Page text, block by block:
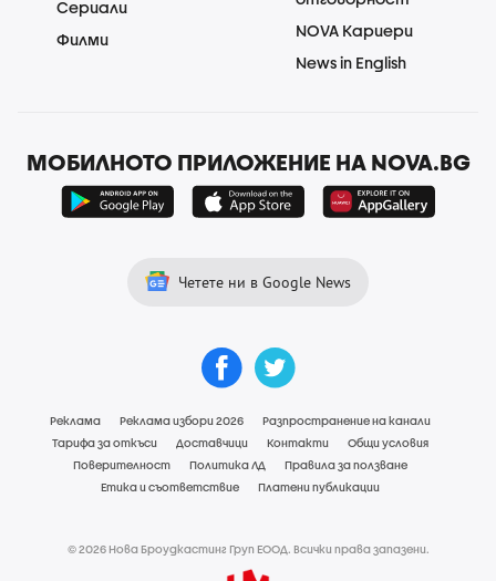
Сериали
Филми
NOVA Кариери
News in English
МОБИЛНОТО ПРИЛОЖЕНИЕ НА NOVA.BG
Четете ни в Google News
Реклама Реклама избори 2026
Разпространение на канали
Тарифа за откъси
Доставчици Контакти
Общи условия
Поверителност
Политика ЛД
Правила за ползване
Етика и съответствие
Платени публикации
© 2026 Нова Броудкастинг Груп ЕООД. Всички права запазени.